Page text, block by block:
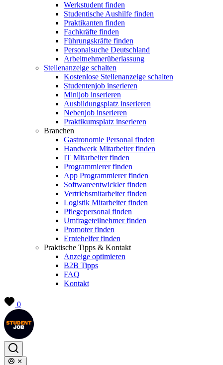
Werkstudent finden
Studentische Aushilfe finden
Praktikanten finden
Fachkräfte finden
Führungskräfte finden
Personalsuche Deutschland
Arbeitnehmerüberlassung
Stellenanzeige schalten
Kostenlose Stellenanzeige schalten
Studentenjob inserieren
Minijob inserieren
Ausbildungsplatz inserieren
Nebenjob inserieren
Praktikumsplatz inserieren
Branchen
Gastronomie Personal finden
Handwerk Mitarbeiter finden
IT Mitarbeiter finden
Programmierer finden
App Programmierer finden
Softwareentwickler finden
Vertriebsmitarbeiter finden
Logistik Mitarbeiter finden
Pflegepersonal finden
Umfrageteilnehmer finden
Promoter finden
Erntehelfer finden
Praktische Tipps & Kontakt
Anzeige optimieren
B2B Tipps
FAQ
Kontakt
0